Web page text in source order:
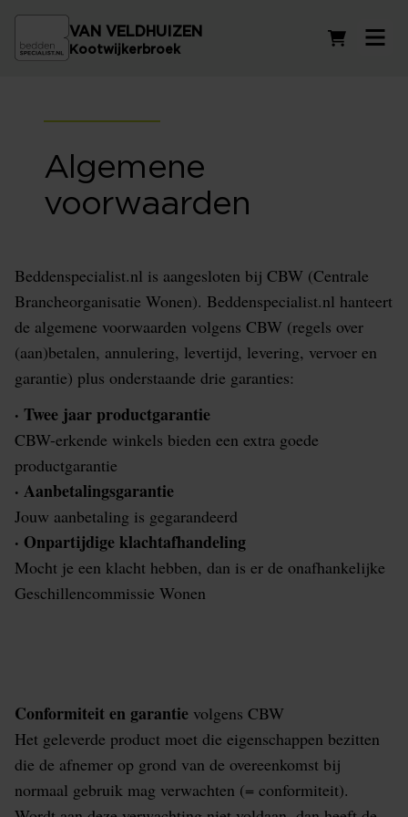
VAN VELDHUIZEN
Kootwijkerbroek
Algemene
voorwaarden
Beddenspecialist.nl is aangesloten bij CBW (Centrale
Brancheorganisatie Wonen). Beddenspecialist.nl hanteert
de algemene voorwaarden volgens CBW (regels over
(aan)betalen, annulering, levertijd, levering, vervoer en
garantie) plus onderstaande drie garanties:
· Twee jaar productgarantie
CBW-erkende winkels bieden een extra goede
productgarantie
· Aanbetalingsgarantie
Jouw aanbetaling is gegarandeerd
· Onpartijdige klachtafhandeling
Mocht je een klacht hebben, dan is er de onafhankelijke
Geschillencommissie Wonen
Conformiteit en garantie volgens CBW
Het geleverde product moet die eigenschappen bezitten
die de afnemer op grond van de overeenkomst bij
normaal gebruik mag verwachten (= conformiteit).